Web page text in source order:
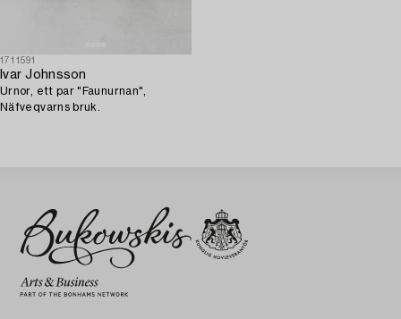
1711591
Ivar Johnsson
Urnor, ett par "Faunurnan",
Näfveqvarns bruk.